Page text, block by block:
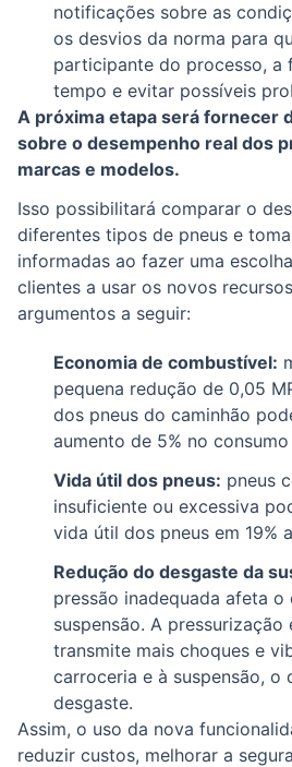
notificações sobre as
os desvios da norma para
participante do processo, a
tempo e evitar possíveis
A próxima etapa será fornecer
sobre o desempenho real dos
marcas e modelos.
Isso possibilitará comparar o
diferentes tipos de pneus e
informadas ao fazer uma
clientes a usar os novos
argumentos a seguir:
Economia de combustível:
pequena redução de 0,05
dos pneus do caminhão
aumento de 5% no
Vida útil dos pneus: pneus
insuficiente ou excessiva
vida útil dos pneus em 19%
Redução do desgaste da
pressão inadequada afeta o
suspensão. A pressurização
transmite mais choques e
carroceria e à suspensão, o
desgaste.
Assim, o uso da nova
reduzir custos, melhorar a